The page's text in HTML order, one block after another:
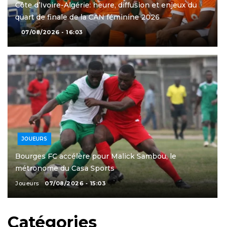
Côte d’Ivoire-Algérie: heure, diffusion et enjeux du
quart de finale de la CAN féminine 2026
07/08/2026 - 16:03
JOUEURS
Bourges FC accélère pour Malick Sambou, le
métronome du Casa Sports
Joueurs 07/08/2026 - 15:03
Catégories